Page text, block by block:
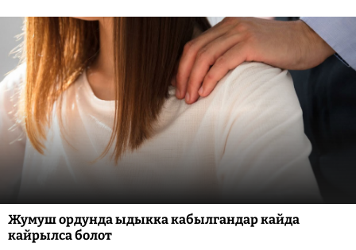
Жумуш ордунда ыдыкка кабылгандар кайда
кайрылса болот